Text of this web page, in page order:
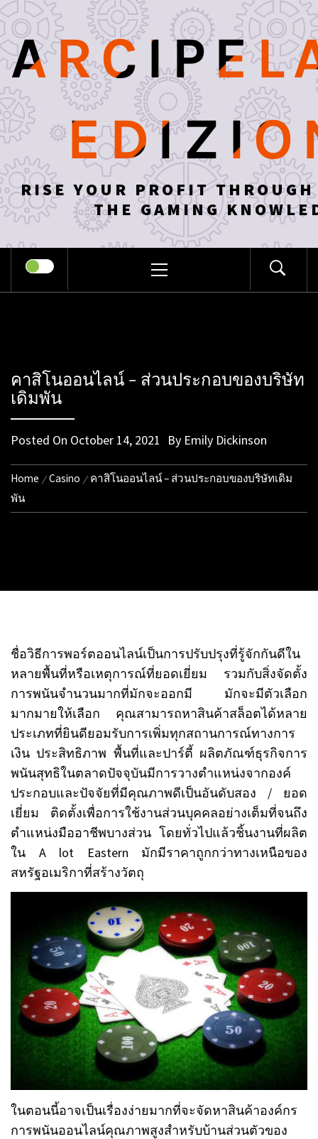
Skip
to
content
RISE YOUR PROFIT
THE GAMING
MENU
คาสิโนออนไลน์ – ส่วนประกอบของบริษัท
เดิมพัน
Posted On October 14, 2021 By Emily Dickinson
Home Casino
คาสิโนออนไลน์ – ส่วนประกอบของบริษัทเดิม
พัน
ชื่อวิธีการพอร์ตออนไลน์เป็นการปรับปรุงที่รู้จักกันดีใน
หลายพื้นที่หรือเหตุการณ์ที่ยอดเยี่ยม
รวมกับสิ่งจัดตั้ง
การพนันจำนวนมากที่มักจะออกมี
มักจะมีตัวเลือก
มากมายให้เลือก
คุณสามารถหาสินค้าสล็อตได้หลาย
ประเภทที่ยินดียอมรับการเพิ่มทุกสถานการณ์ทางการ
เงิน ประสิทธิภาพ พื้นที่และปาร์ตี้ ผลิตภัณฑ์ธุรกิจการ
พนันสุทธิในตลาดปัจจุบันมีการวางตำแหน่งจากองค์
ประกอบและปัจจัยที่มีคุณภาพดีเป็นอันดับสอง
/
ยอด
เยี่ยม
ติดตั้งเพื่อการใช้งานส่วนบุคคลอย่างเต็มที่จนถึง
ตำแหน่งมืออาชีพบางส่วน โดยทั่วไปแล้วชิ้นงานที่ผลิต
ใน A lot Eastern
มักมีราคาถูกกว่าทางเหนือของ
สหรัฐอเมริกาที่สร้างวัตถุ
ในตอนนี้อาจเป็นเรื่องง่ายมากที่จะจัดหาสินค้าองค์กร
การพนันออนไลน์คุณภาพสูงสำหรับบ้านส่วนตัวของ